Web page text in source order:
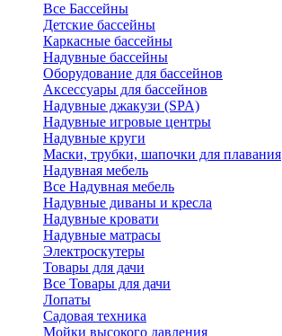
Все Бассейны
Детские бассейны
Каркасные бассейны
Надувные бассейны
Оборудование для бассейнов
Аксессуары для бассейнов
Надувные джакузи (SPA)
Надувные игровые центры
Надувные круги
Маски, трубки, шапочки для плавания
Надувная мебель
Все Надувная мебель
Надувные диваны и кресла
Надувные кровати
Надувные матрасы
Электроскутеры
Товары для дачи
Все Товары для дачи
Лопаты
Садовая техника
Мойки высокого давления